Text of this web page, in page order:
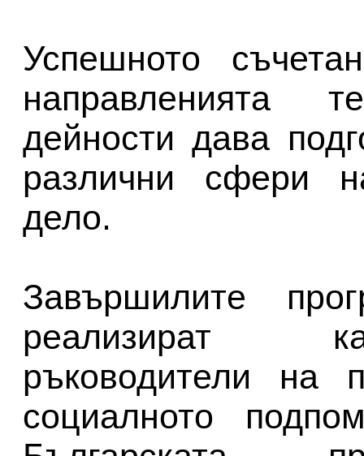
Успешното
направленията
дейности дава
различни сфери
дело.
Завършилите
реализират
ръководители на
социалното